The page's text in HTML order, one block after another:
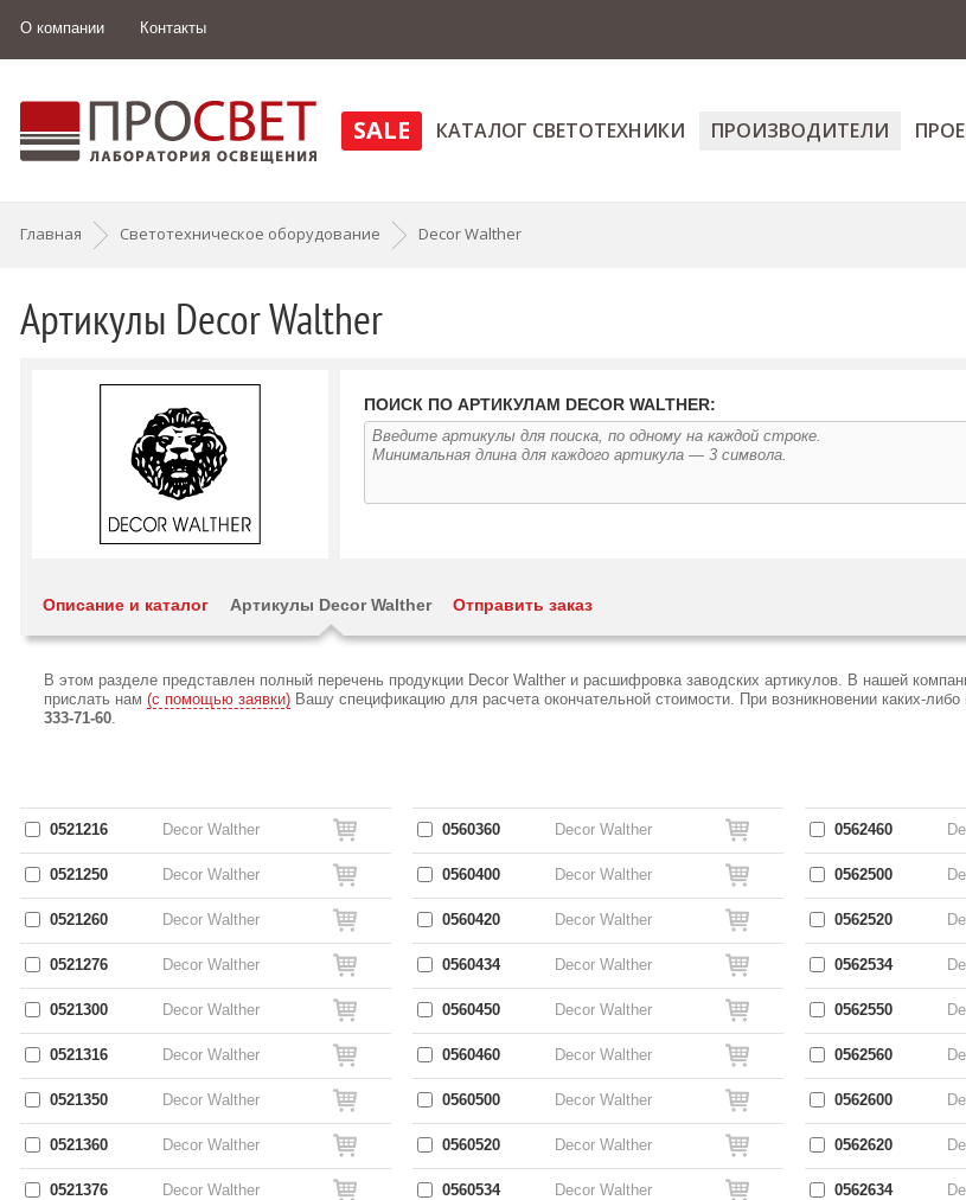
О компании Контакты
SALE КАТАЛОГ СВЕТОТЕХНИКИ ПРОИЗВОДИТЕЛИ
Главная Светотехническое оборудование Decor Walther
Артикулы Decor Walther
ПОИСК ПО АРТИКУЛАМ DECOR WALTHER:
Описание и каталог Артикулы Decor Walther Отправить заказ
В этом разделе представлен полный перечень продукции Decor Walther и расшифровка заводских артикулов. В нашей
прислать нам (с помощью заявки) Вашу спецификацию для расчета окончательной стоимости. При возникновении каких-
333-71-60.
0521216 Decor Walther
0521250 Decor Walther
0521260 Decor Walther
0521276 Decor Walther
0521300 Decor Walther
0521316 Decor Walther
0521350 Decor Walther
0521360 Decor Walther
0521376 Decor Walther
0560360 Decor Walther
0560400 Decor Walther
0560420 Decor Walther
0560434 Decor Walther
0560450 Decor Walther
0560460 Decor Walther
0560500 Decor Walther
0560520 Decor Walther
0560534 Decor Walther
0562460
0562500
0562520
0562534
0562550
0562560
0562600
0562620
0562634